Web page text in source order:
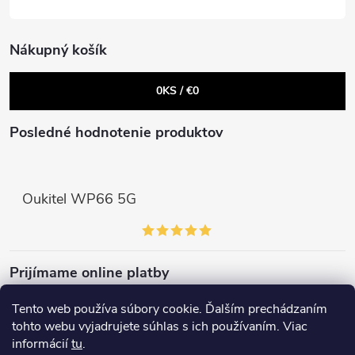
Tento web používa súbory cookie. Ďalším prechádzaním
tohto webu vyjadrujete súhlas s ich používaním. Viac
informáciítu.
v
k
y
v
p
s
u
Nákupný košík
0KS /€0
Posledné hodnotenie produktov
Oukitel WP66 5G
Prijímame online platby